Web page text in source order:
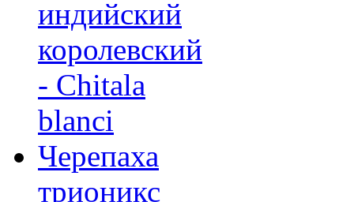
Черепаха
трионикс